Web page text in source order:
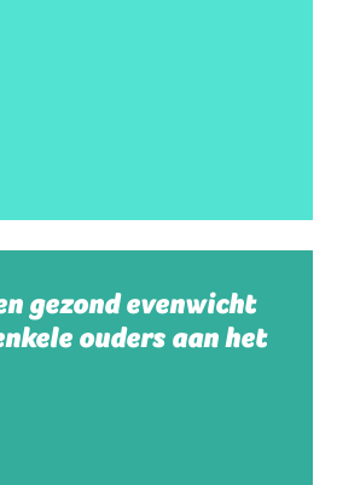
gezond evenwicht
ouders aan het